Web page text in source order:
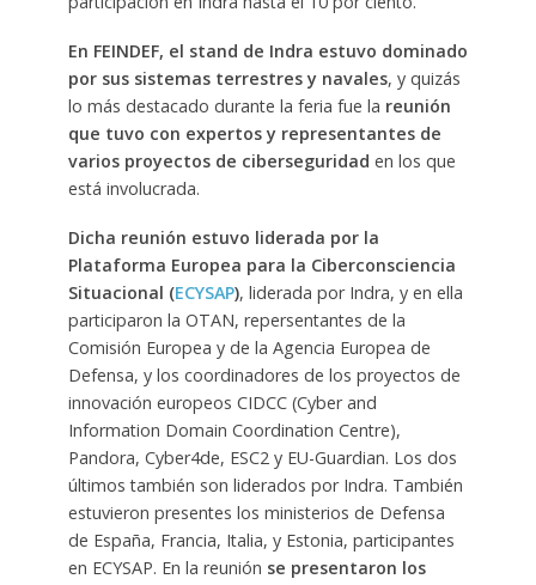
En FEINDEF, el stand de Indra estuvo dominado
por sus sistemas terrestres y navales, y quizás
lo más destacado durante la feria fue la reunión
que tuvo con expertos y representantes de
varios proyectos de ciberseguridad en los que
está involucrada.
Dicha reunión estuvo liderada por la
Plataforma Europea para la Ciberconsciencia
Situacional (ECYSAP), liderada por Indra, y en ella
participaron la OTAN, repersentantes de la
Comisión Europea y de la Agencia Europea de
Defensa, y los coordinadores de los proyectos de
innovación europeos CIDCC (Cyber and
Information Domain Coordination Centre),
Pandora, Cyber4de, ESC2 y EU-Guardian. Los dos
últimos también son liderados por Indra. También
estuvieron presentes los ministerios de Defensa
de España, Francia, Italia, y Estonia, participantes
en ECYSAP. En la reunión se presentaron los